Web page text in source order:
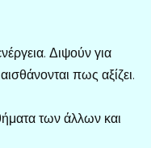
Διψούν για
πως αξίζει.
των άλλων και